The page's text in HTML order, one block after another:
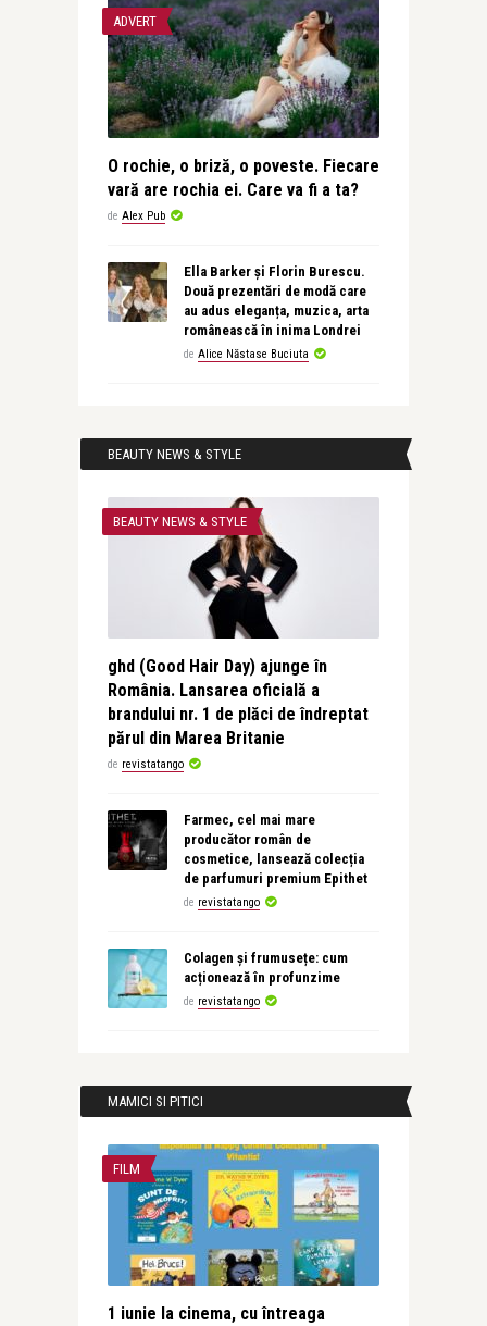
ADVERT
O rochie, o briză, o poveste. Fiecare
vară are rochia ei. Care va fi a ta?
de Alex Pub
Ella Barker și Florin Burescu.
Două prezentări de modă care
au adus eleganța, muzica, arta
românească în inima Londrei
de Alice Năstase Buciuta
BEAUTY NEWS & STYLE
BEAUTY NEWS & STYLE
ghd (Good Hair Day) ajunge în
România. Lansarea oficială a
brandului nr. 1 de plăci de îndreptat
părul din Marea Britanie
de revistatango
Farmec, cel mai mare
producător român de
cosmetice, lansează colecția
de parfumuri premium Epithet
de revistatango
Colagen și frumusețe: cum
acționează în profunzime
de revistatango
MAMICI SI PITICI
FILM
1 iunie la cinema, cu întreaga